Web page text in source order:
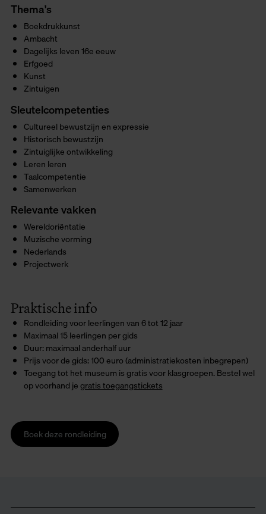
Thema's
Boekdrukkunst
Ambacht
Dagelijks leven 16e eeuw
Erfgoed
Kunst
Zintuigen
Sleutelcompetenties
Cultureel bewustzijn en expressie
Historisch bewustzijn
Zintuiglijke ontwikkeling
Leren leren
Taalcompetentie
Samenwerken
Relevante vakken
Wereldoriëntatie
Muzische vorming
Nederlands
Projectwerk
Praktische info
Rondleiding voor leerlingen van 6 tot 12 jaar
Maximaal 15 leerlingen per gids
Duur: maximaal anderhalf uur
Prijs voor de gids: 100 euro (administratiekosten inbegrepen)
Toegang tot het museum is gratis voor klasgroepen. Bestel wel
op voorhand jegratis toegangstickets
Boek deze rondleiding